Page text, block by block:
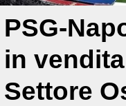
PSG-
in
Settore